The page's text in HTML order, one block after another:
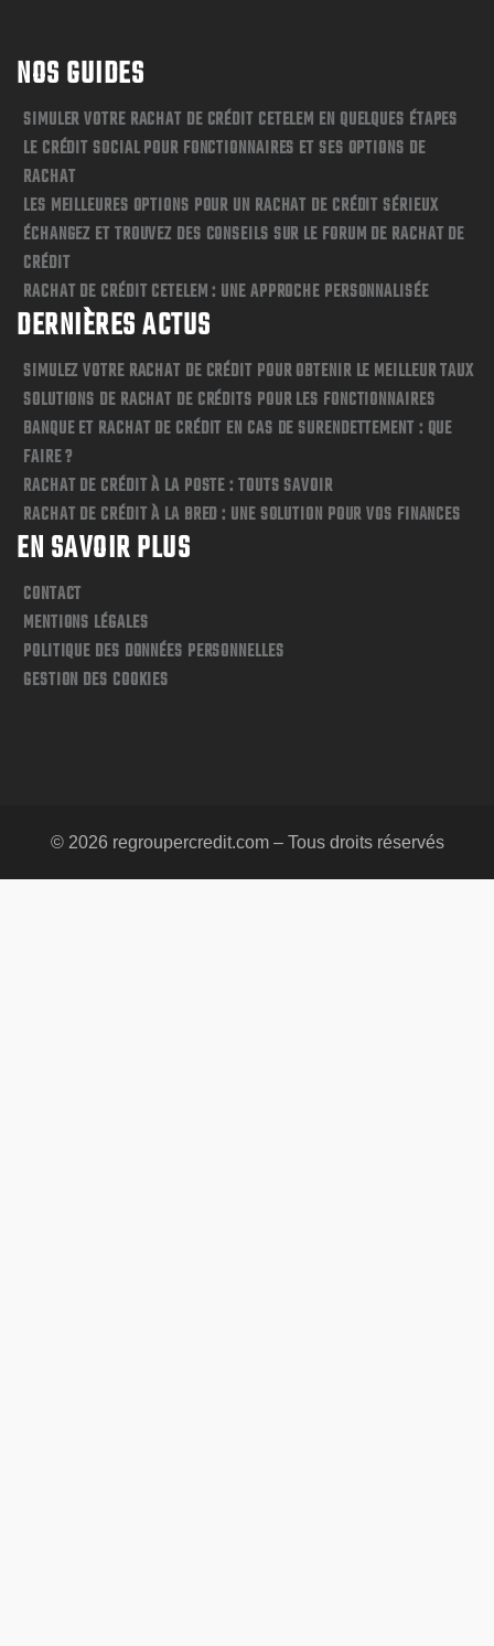
NOS GUIDES
SIMULER VOTRE RACHAT DE CRÉDIT CETELEM EN QUELQUES ÉTAPES
LE CRÉDIT SOCIAL POUR FONCTIONNAIRES ET SES OPTIONS DE
RACHAT
LES MEILLEURES OPTIONS POUR UN RACHAT DE CRÉDIT SÉRIEUX
ÉCHANGEZ ET TROUVEZ DES CONSEILS SUR LE FORUM DE RACHAT DE
CRÉDIT
RACHAT DE CRÉDIT CETELEM : UNE APPROCHE PERSONNALISÉE
DERNIÈRES ACTUS
SIMULEZ VOTRE RACHAT DE CRÉDIT POUR OBTENIR LE MEILLEUR TAUX
SOLUTIONS DE RACHAT DE CRÉDITS POUR LES FONCTIONNAIRES
BANQUE ET RACHAT DE CRÉDIT EN CAS DE SURENDETTEMENT : QUE
FAIRE ?
RACHAT DE CRÉDIT À LA POSTE : TOUTS SAVOIR
RACHAT DE CRÉDIT À LA BRED : UNE SOLUTION POUR VOS FINANCES
EN SAVOIR PLUS
CONTACT
MENTIONS LÉGALES
POLITIQUE DES DONNÉES PERSONNELLES
GESTION DES COOKIES
© 2026 regroupercredit.com – Tous droits réservés